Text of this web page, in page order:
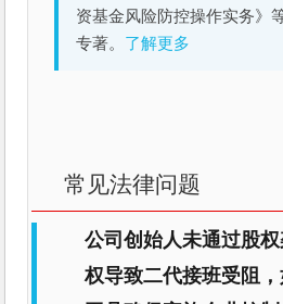
资基金风险防控操作实务》
专著。 了解更多
常见法律问题
公司创始人未通过股
权导致二代接班受阻